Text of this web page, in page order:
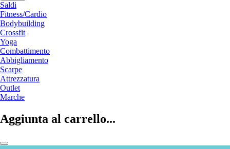
Saldi
Fitness/Cardio
Bodybuilding
Crossfit
Yoga
Combattimento
Abbigliamento
Scarpe
Attrezzatura
Outlet
Marche
Aggiunta al carrello...